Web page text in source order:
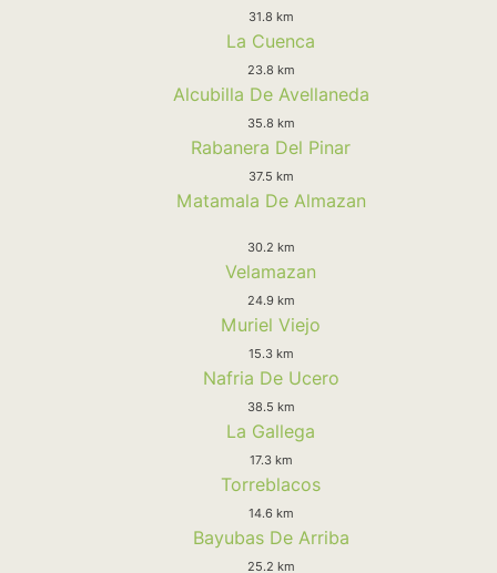
31.8 km
La Cuenca
23.8 km
Alcubilla De Avellaneda
35.8 km
Rabanera Del Pinar
37.5 km
Matamala De Almazan
30.2 km
Velamazan
24.9 km
Muriel Viejo
15.3 km
Nafria De Ucero
38.5 km
La Gallega
17.3 km
Torreblacos
14.6 km
Bayubas De Arriba
25.2 km